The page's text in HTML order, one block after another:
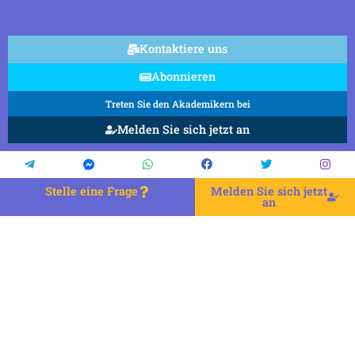
Kontaktiere uns
Abonnieren
Treten Sie den Akademikern bei
Melden Sie sich jetzt an
Stelle eine Frage Melden Sie sich jetzt
an